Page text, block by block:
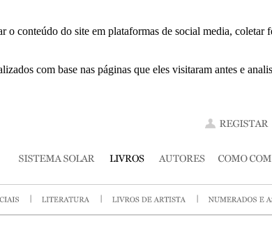
conteúdo do site em plataformas de social media, coletar
com base nas páginas que eles visitaram antes e